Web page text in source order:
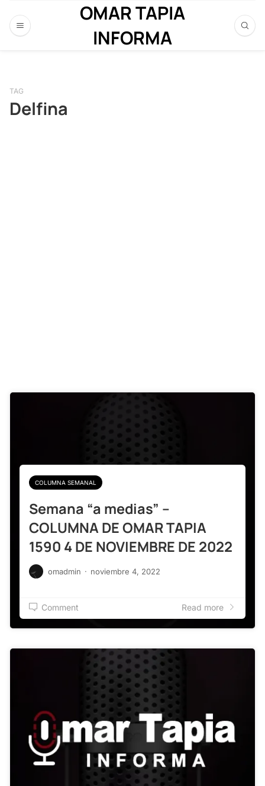
OMAR TAPIA
INFORMA
TAG
Delfina
COLUMNA SEMANAL
Semana “a medias” –
COLUMNA DE OMAR TAPIA
1590 4 DE NOVIEMBRE DE 2022
omadmin · noviembre 4, 2022
Comment Read more